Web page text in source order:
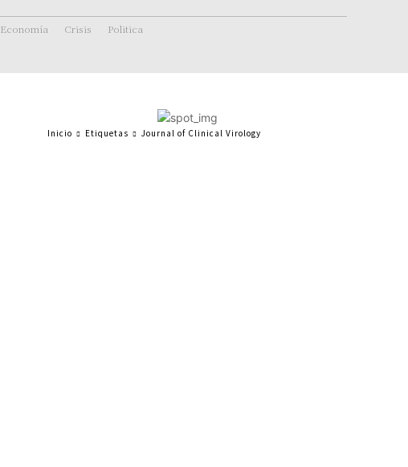
Economía Crisis Politica
Inicio Etiquetas Journal of Clinical Virology